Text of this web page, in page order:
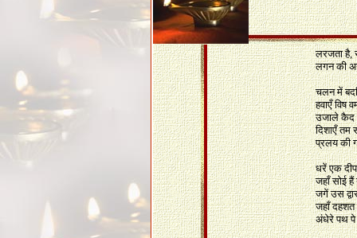
लरजता है,
लगन की
चलन में
हवाएँ विष
उजाले कैद
दिशाएँ तम
प्रलय की
धरें एक
जहाँ सोई हैं
जगें उस
जहॉं दहशत
अंधेरे पथ पे